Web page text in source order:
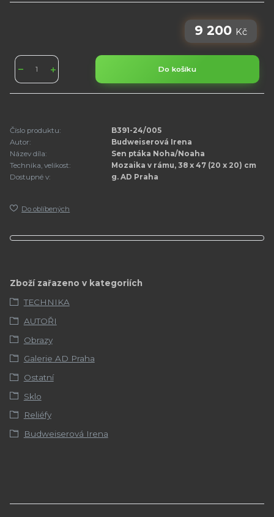
9 200 Kč
Do košíku
Číslo produktu:
B391-24/005
Autor:
Budweiserová Irena
Název díla:
Sen ptáka Noha/Noaha
Technika, velikost:
Mozaika v rámu, 38 x 47 (20 x 20) cm
Dostupné v:
g. AD Praha
Do oblíbených
Zboží zařazeno v kategoriích
TECHNIKA
AUTOŘI
Obrazy
Galerie AD Praha
Ostatní
Sklo
Reliéfy
Budweiserová Irena